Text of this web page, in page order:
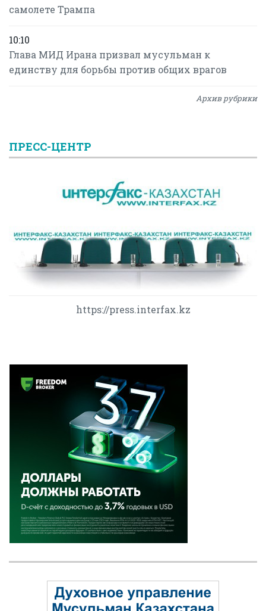
самолете Трампа
10:10
Глава МИД Ирана призвал мусульман к
единству для борьбы против общих врагов
Архив рубрики
ПРЕСС-ЦЕНТР
https://press.interfax.kz